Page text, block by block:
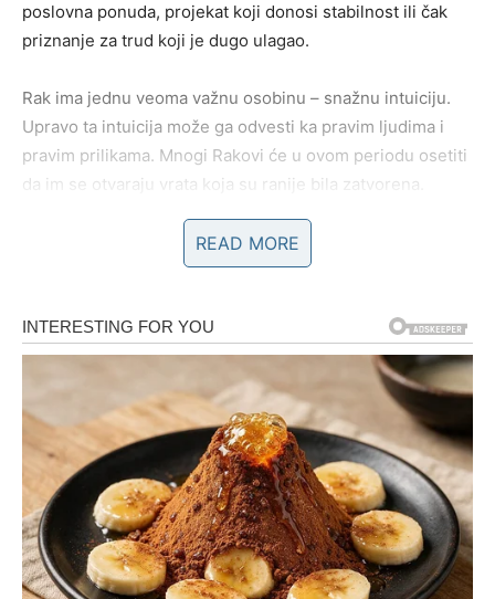
poslovna ponuda, projekat koji donosi stabilnost ili čak
priznanje za trud koji je dugo ulagao.
Rak ima jednu veoma važnu osobinu – snažnu intuiciju.
Upravo ta intuicija može ga odvesti ka pravim ljudima i
pravim prilikama. Mnogi Rakovi će u ovom periodu osetiti
da im se otvaraju vrata koja su ranije bila zatvorena.
Za neke Rakove ovo može biti vreme kada se pojavljuje
prilika da započnu nešto novo, nešto što ih ispunjava i što
Najvažnije je da Rak veruje u sebe i da ne potcenjuje
svoje sposobnosti. Ono što je do sada radio polako dolazi
na naplatu, a pred njim su dani u kojima može osetiti da
se njegov trud konačno isplatio.
Vodolija – Ideje koje menjaju
život
READ MORE